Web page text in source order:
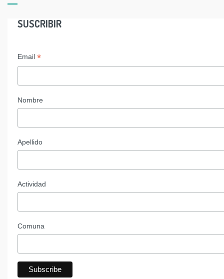
SUSCRIBIR
Email *
Nombre
Apellido
Actividad
Comuna